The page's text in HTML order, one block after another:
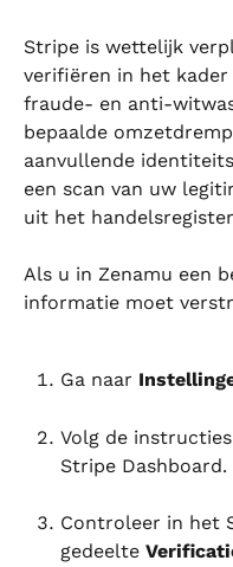
Stripe is wettelijk
verifiëren in het
fraude- en anti-
bepaalde
aanvullende
een scan van uw
uit het
Als u in Zenamu een
informatie moet
Ga naar
Volg de
Stripe Dashboard.
Controleer in het
gedeelte